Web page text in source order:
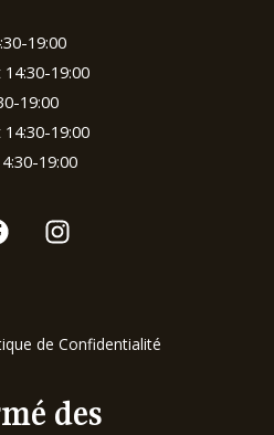
19:00
19:00
19:00
19:00
19:00
de Confidentialité
des